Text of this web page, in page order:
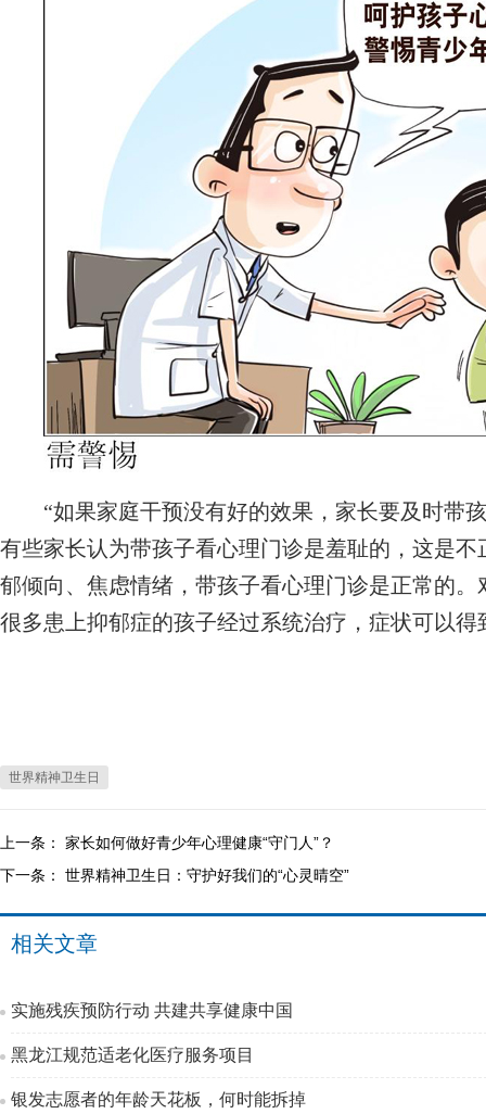
“如果家庭干预没有好的效果，家长要及时带孩
有些家长认为带孩子看心理门诊是羞耻的，这是
郁倾向、焦虑情绪，带孩子看心理门诊是正常的
很多患上抑郁症的孩子经过系统治疗，症状可以得
世界精神卫生日
上一条： 家长如何做好青少年心理健康“守门人”？
下一条： 世界精神卫生日：守护好我们的“心灵晴空”
相关文章
实施残疾预防行动 共建共享健康中国
黑龙江规范适老化医疗服务项目
银发志愿者的年龄天花板，何时能拆掉